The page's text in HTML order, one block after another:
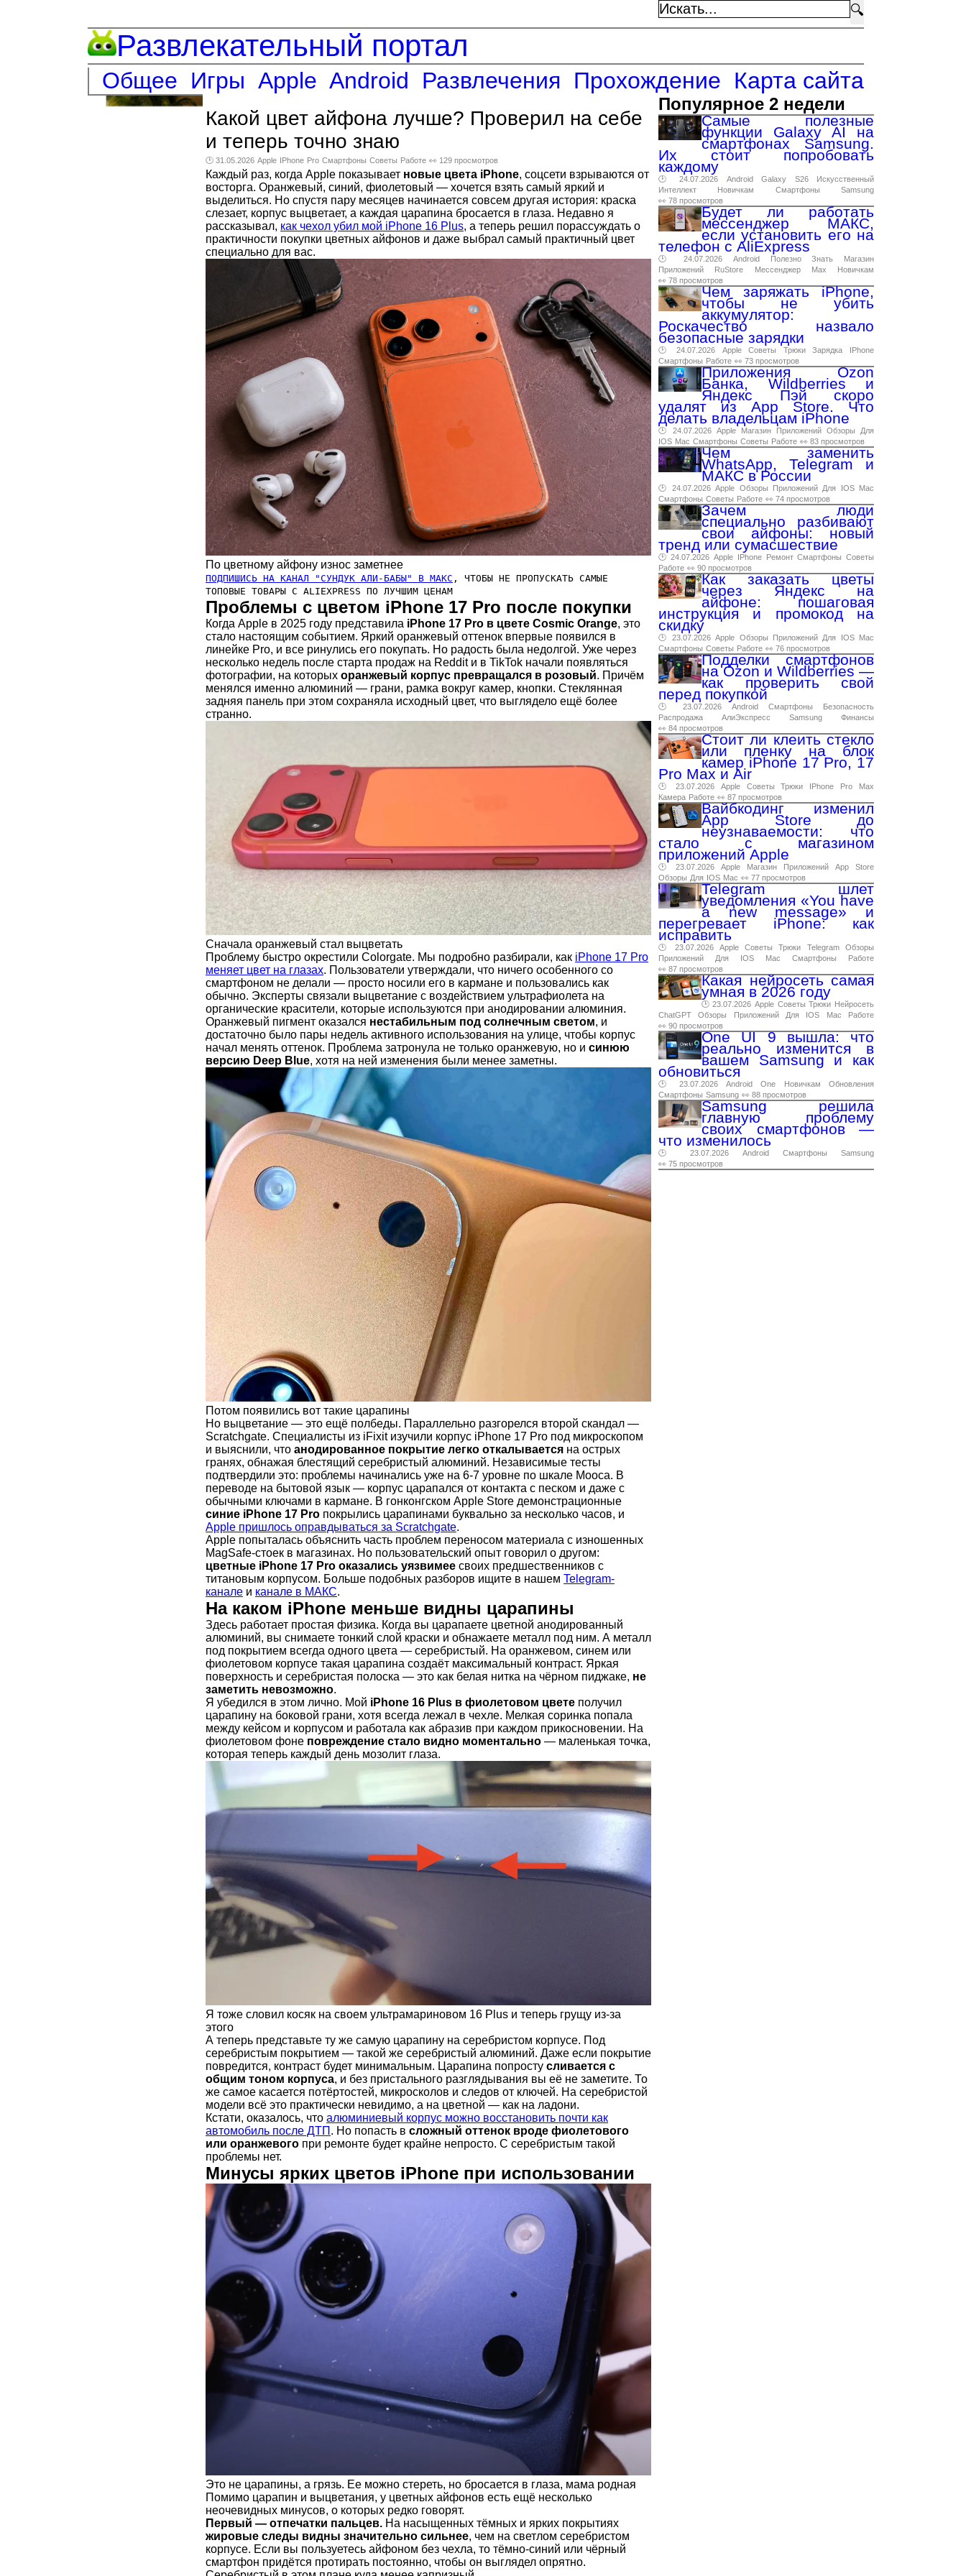
🔍
Развлекательный портал
Общее Игры Apple Android Развлечения Прохождение Карта сайта
Какой цвет айфона лучше? Проверил на себе
и теперь точно знаю
🕑 31.05.2026 Apple IPhone Pro Смартфоны Советы Работе 👀 129 просмотров
Каждый раз, когда Apple показывает новые цвета iPhone, соцсети взрываются от
восторга. Оранжевый, синий, фиолетовый — хочется взять самый яркий и
выделиться. Но спустя пару месяцев начинается совсем другая история: краска
слезает, корпус выцветает, а каждая царапина бросается в глаза. Недавно я
рассказывал, как чехол убил мой iPhone 16 Plus, а теперь решил порассуждать о
практичности покупки цветных айфонов и даже выбрал самый практичный цвет
специально для вас.
По цветному айфону износ заметнее
ПОДПИШИСЬ НА КАНАЛ "СУНДУК АЛИ-БАБЫ" В МАКС , ЧТОБЫ НЕ ПРОПУСКАТЬ САМЫЕ
ТОПОВЫЕ ТОВАРЫ С ALIEXPRESS ПО ЛУЧШИМ ЦЕНАМ
Проблемы с цветом iPhone 17 Pro после покупки
Когда Apple в 2025 году представила iPhone 17 Pro в цвете Cosmic Orange, это
стало настоящим событием. Яркий оранжевый оттенок впервые появился в
линейке Pro, и все ринулись его покупать. Но радость была недолгой. Уже через
несколько недель после старта продаж на Reddit и в TikTok начали появляться
фотографии, на которых оранжевый корпус превращался в розовый. Причём
менялся именно алюминий — грани, рамка вокруг камер, кнопки. Стеклянная
задняя панель при этом сохраняла исходный цвет, что выглядело ещё более
странно.
Сначала оранжевый стал выцветать
Проблему быстро окрестили Colorgate. Мы подробно разбирали, как iPhone 17 Pro
меняет цвет на глазах. Пользователи утверждали, что ничего особенного со
смартфоном не делали — просто носили его в кармане и пользовались как
обычно. Эксперты связали выцветание с воздействием ультрафиолета на
органические красители, которые используются при анодировании алюминия.
Оранжевый пигмент оказался нестабильным под солнечным светом, и
достаточно было пары недель активного использования на улице, чтобы корпус
начал менять оттенок. Проблема затронула не только оранжевую, но и синюю
версию Deep Blue, хотя на ней изменения были менее заметны.
Потом появились вот такие царапины
Но выцветание — это ещё полбеды. Параллельно разгорелся второй скандал —
Scratchgate. Специалисты из iFixit изучили корпус iPhone 17 Pro под микроскопом
и выяснили, что анодированное покрытие легко откалывается на острых
гранях, обнажая блестящий серебристый алюминий. Независимые тесты
подтвердили это: проблемы начинались уже на 6-7 уровне по шкале Мооса. В
переводе на бытовой язык — корпус царапался от контакта с песком и даже с
обычными ключами в кармане. В гонконгском Apple Store демонстрационные
синие iPhone 17 Pro покрылись царапинами буквально за несколько часов, и
Apple пришлось оправдываться за Scratchgate.
Apple попыталась объяснить часть проблем переносом материала с изношенных
MagSafe-стоек в магазинах. Но пользовательский опыт говорил о другом:
цветные iPhone 17 Pro оказались уязвимее своих предшественников с
титановым корпусом. Больше подобных разборов ищите в нашем Telegram-
канале и канале в МАКС.
На каком iPhone меньше видны царапины
Здесь работает простая физика. Когда вы царапаете цветной анодированный
алюминий, вы снимаете тонкий слой краски и обнажаете металл под ним. А металл
под покрытием всегда одного цвета — серебристый. На оранжевом, синем или
фиолетовом корпусе такая царапина создаёт максимальный контраст. Яркая
поверхность и серебристая полоска — это как белая нитка на чёрном пиджаке, не
заметить невозможно.
Я убедился в этом лично. Мой iPhone 16 Plus в фиолетовом цвете получил
царапину на боковой грани, хотя всегда лежал в чехле. Мелкая соринка попала
между кейсом и корпусом и работала как абразив при каждом прикосновении. На
фиолетовом фоне повреждение стало видно моментально — маленькая точка,
которая теперь каждый день мозолит глаза.
Я тоже словил косяк на своем ультрамариновом 16 Plus и теперь грущу из-за
этого
А теперь представьте ту же самую царапину на серебристом корпусе. Под
серебристым покрытием — такой же серебристый алюминий. Даже если покрытие
повредится, контраст будет минимальным. Царапина попросту сливается с
общим тоном корпуса, и без пристального разглядывания вы её не заметите. То
же самое касается потёртостей, микросколов и следов от ключей. На серебристой
модели всё это практически невидимо, а на цветной — как на ладони.
Кстати, оказалось, что алюминиевый корпус можно восстановить почти как
автомобиль после ДТП . Но попасть в сложный оттенок вроде фиолетового
или оранжевого при ремонте будет крайне непросто. С серебристым такой
проблемы нет.
Минусы ярких цветов iPhone при использовании
Это не царапины, а грязь. Ее можно стереть, но бросается в глаза, мама родная
Помимо царапин и выцветания, у цветных айфонов есть ещё несколько
неочевидных минусов, о которых редко говорят.
Первый — отпечатки пальцев. На насыщенных тёмных и ярких покрытиях
жировые следы видны значительно сильнее, чем на светлом серебристом
корпусе. Если вы пользуетесь айфоном без чехла, то тёмно-синий или чёрный
смартфон придётся протирать постоянно, чтобы он выглядел опрятно.
Популярное 2 недели
Самые полезные
функции Galaxy AI на
смартфонах Samsung.
Их стоит попробовать
каждому
🕑 24.07.2026 Android Galaxy S26
Искусственный
Интеллект
Новичкам Смартфоны
Samsung
👀 78 просмотров
Будет ли работать
мессенджер МАКС,
если установить его на
телефон с AliExpress
🕑 24.07.2026 Android Полезно Знать
Магазин
Приложений
RuStore Мессенджер Max
Новичкам
👀 78 просмотров
Чем заряжать iPhone,
чтобы не убить
аккумулятор:
Роскачество назвало
безопасные зарядки
🕑 24.07.2026 Apple Советы Трюки Зарядка
IPhone
Смартфоны Работе 👀 73 просмотров
Приложения Ozon
Банка, Wildberries и
Яндекс Пэй скоро
удалят из App Store. Что
делать владельцам iPhone
🕑 24.07.2026 Apple Магазин Приложений Обзоры
Для
IOS Mac Смартфоны Советы Работе 👀 83 просмотров
Чем заменить
WhatsApp, Telegram и
МАКС в России
🕑 24.07.2026 Apple Обзоры Приложений Для IOS
Mac
Смартфоны Советы Работе 👀 74 просмотров
Зачем люди
специально разбивают
свои айфоны: новый
тренд или сумасшествие
🕑 24.07.2026 Apple IPhone Ремонт Смартфоны Советы
Работе 👀 90 просмотров
Как заказать цветы
через Яндекс на
айфоне: пошаговая
инструкция и промокод на
скидку
🕑 23.07.2026 Apple Обзоры Приложений Для IOS
Mac
Смартфоны Советы Работе 👀 76 просмотров
Подделки смартфонов
на Ozon и Wildberries —
как проверить свой
перед покупкой
🕑 23.07.2026 Android Смартфоны
Безопасность
Распродажа
АлиЭкспресс Samsung
Финансы
👀 84 просмотров
Стоит ли клеить стекло
или пленку на блок
камер iPhone 17 Pro, 17
Pro Max и Air
🕑 23.07.2026 Apple Советы Трюки IPhone Pro
Max
Камера Работе 👀 87 просмотров
Вайбкодинг изменил
App Store до
неузнаваемости: что
стало с магазином
приложений Apple
🕑 23.07.2026 Apple Магазин Приложений App
Store
Обзоры Для IOS Mac 👀 77 просмотров
Telegram шлет
уведомления «You have
a new message» и
перегревает iPhone: как
исправить
🕑 23.07.2026 Apple Советы Трюки Telegram
Обзоры
Приложений
Для IOS Mac Смартфоны
Работе
👀 87 просмотров
Какая нейросеть самая
умная в 2026 году
🕑 23.07.2026 Apple Советы Трюки Нейросеть
ChatGPT
Обзоры Приложений Для IOS Mac
Работе
👀 90 просмотров
One UI 9 вышла: что
реально изменится в
вашем Samsung и как
обновиться
🕑 23.07.2026 Android One Новичкам
Обновления
Смартфоны Samsung 👀 88 просмотров
Samsung решила
главную проблему
своих смартфонов —
что изменилось
🕑 23.07.2026 Android Смартфоны
Samsung
👀 75 просмотров